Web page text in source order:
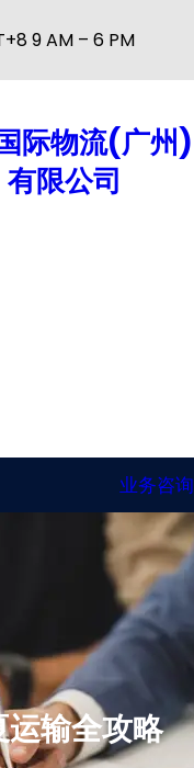
9 AM – 6 PM
际物流(广州)
有限公司
业务咨询
输全攻略